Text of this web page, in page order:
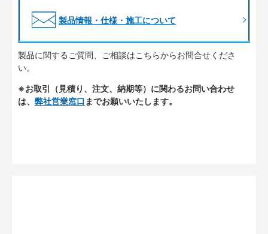
製品情報・仕様・施工について
製品に関するご質問、ご相談はこちらからお問合せくださ
い。
※お取引（見積り、注文、納期等）に関わるお問い合わせ
は、 弊社営業窓口 までお願いいたします。